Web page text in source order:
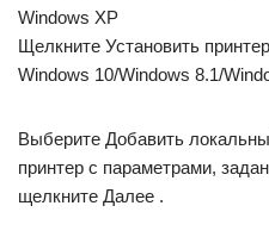
Windows XP
Щелкните Установить
Windows 10/Windows 8.1/
Выберите Добавить
принтер с параметрами,
щелкните Далее .